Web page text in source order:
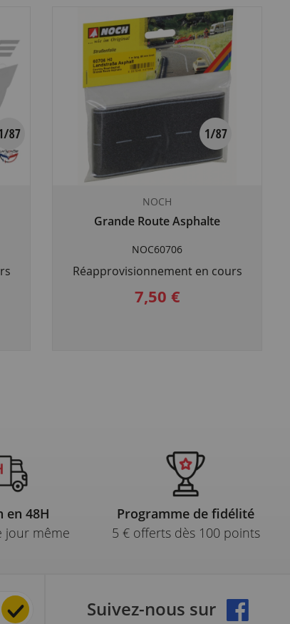
NOCH
Grande Route Asphalte
NOC60706
Réapprovisionnement en cours
7,50 €
en 48H
jour même
Programme de fidélité
5 € offerts dès 100 points
Suivez-nous sur